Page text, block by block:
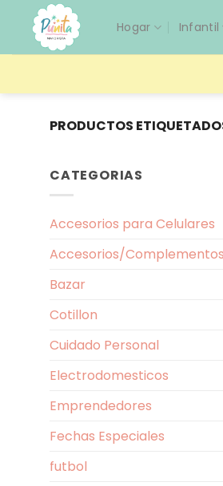
contenido
Hogar Infantil
PRODUCTOS
CATEGORIAS
Accesorios para Celulares
Accesorios/Complementos
Bazar
Cotillon
Cuidado Personal
Electrodomesticos
Emprendedores
Fechas Especiales
futbol